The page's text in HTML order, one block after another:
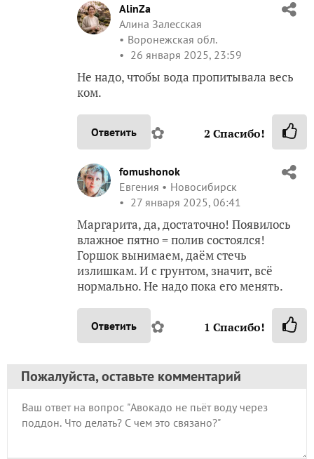
AlinZa
Алина Залесская
Воронежская обл.
26 января 2025, 23:59
Не надо, чтобы вода пропитывала весь
ком.
Ответить ✿ 2 Спасибо!
fomushonok
Евгения
Новосибирск
27 января 2025, 06:41
Маргарита, да, достаточно! Появилось
влажное пятно = полив состоялся!
Горшок вынимаем, даём стечь
излишкам. И с грунтом, значит, всё
нормально. Не надо пока его менять.
Ответить ✿ 1 Спасибо!
Пожалуйста, оставьте комментарий